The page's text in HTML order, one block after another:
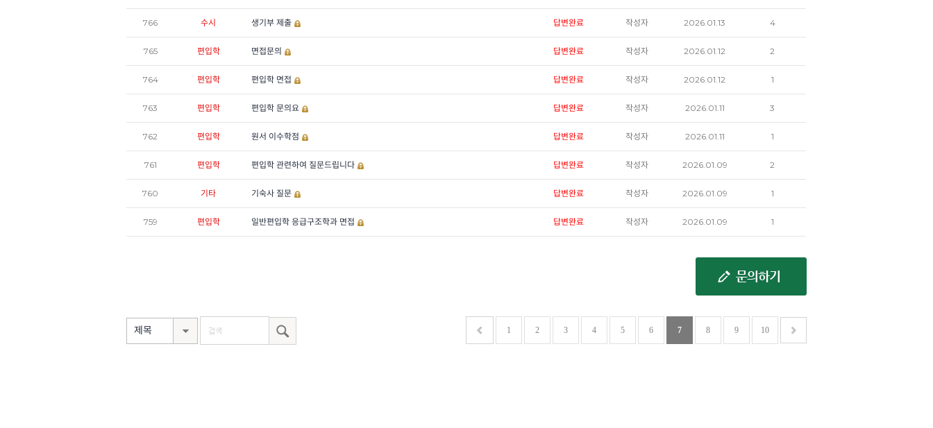
766 수시 생기부 제출 답변완료 작성자 2026.01.13 4
765 편입학 면접문의 답변완료 작성자 2026.01.12 2
764 편입학 편입학 면접 답변완료 작성자 2026.01.12 1
763 편입학 편입학 문의요 답변완료 작성자 2026.01.11 3
762 편입학 원서 이수학점 답변완료 작성자 2026.01.11 1
761 편입학 편입학 관련하여 질문드립니다 답변완료 작성자 2026.01.09 2
760 기타 기숙사 질문 답변완료 작성자 2026.01.09 1
759 편입학 일반편입학 응급구조학과 면접 답변완료 작성자 2026.01.09 1
1 2 3 4 5 6 7 8 9 10
제목